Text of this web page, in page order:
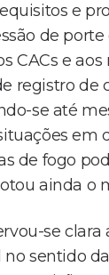
e
de
CACs e aos
registro de
se até
em
de fogo
ainda o
se clara
sentido